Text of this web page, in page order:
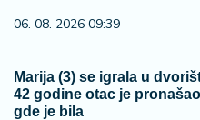
06. 08. 2026 09:39
Marija (3) se igrala u
42 godine otac je
gde je bila